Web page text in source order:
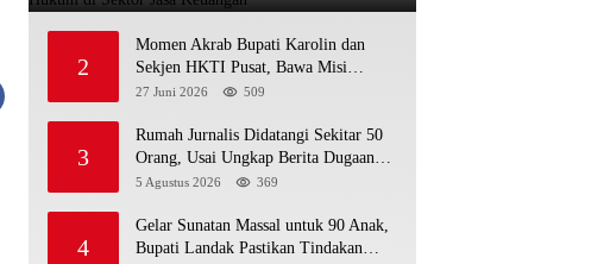
2
Momen Akrab Bupati Karolin dan
Sekjen HKTI Pusat, Bawa Misi
Pertanian Modern
27 Juni 2026 509
3
Rumah Jurnalis Didatangi Sekitar 50
Orang, Usai Ungkap Berita Dugaan
MBG Bermasalah di Ketapang
5 Agustus 2026 369
4
Gelar Sunatan Massal untuk 90 Anak,
Bupati Landak Pastikan Tindakan